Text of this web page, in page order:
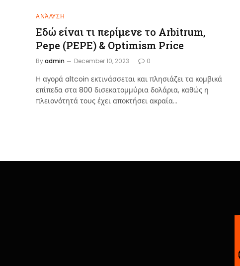
ΑΝΆΛΥΣΗ
Εδώ είναι τι περίμενε το Arbitrum,
Pepe (PEPE) & Optimism Price
Byadmin December 10, 2023 0
Η αγορά altcoin εκτινάσσεται και πλησιάζει τα κομβικά
επίπεδα στα 800 δισεκατομμύρια δολάρια, καθώς η
πλειονότητά τους έχει αποκτήσει ακραία…